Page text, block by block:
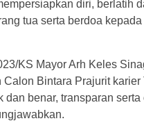
diri, berlatih
tua serta berdoa
KS Mayor Arh Keles
Calon Bintara Prajurit
dan benar, transparan